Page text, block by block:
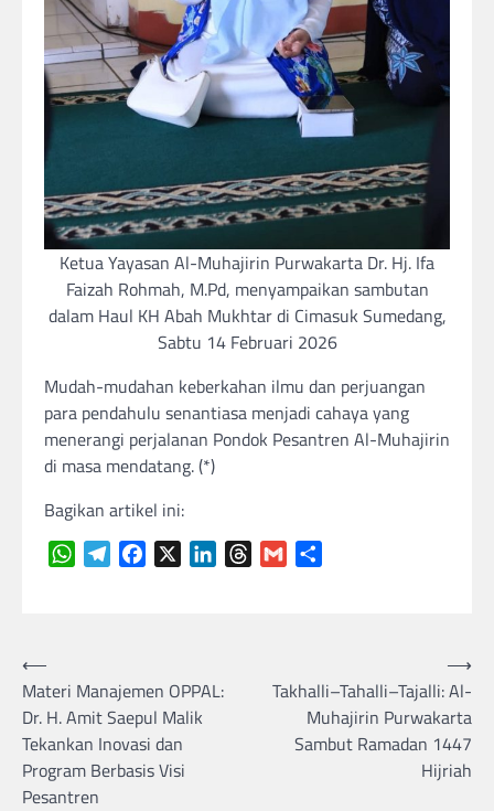
Ketua Yayasan Al-Muhajirin Purwakarta Dr. Hj. Ifa
Faizah Rohmah, M.Pd, menyampaikan sambutan
dalam Haul KH Abah Mukhtar di Cimasuk Sumedang,
Sabtu 14 Februari 2026
Mudah-mudahan keberkahan ilmu dan perjuangan
para pendahulu senantiasa menjadi cahaya yang
menerangi perjalanan Pondok Pesantren Al-Muhajirin
di masa mendatang. (*)
Bagikan artikel ini:
WhatsAppTelegramFacebook LinkedInThreads
Gmail
Navigasi
pos
⟵
Materi Manajemen OPPAL:
Dr. H. Amit Saepul Malik
Tekankan Inovasi dan
Program Berbasis Visi
Pesantren
Takhalli–Tahalli–Tajalli: Al-
Muhajirin Purwakarta
Sambut Ramadan 1447
Hijriah
⟶